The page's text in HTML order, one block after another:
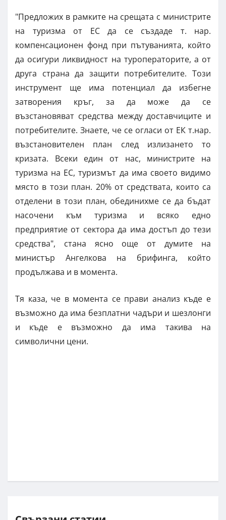
"Предложих в рамките на срещата с министрите
на туризма от ЕС да се създаде т. нар.
компенсационен фонд при пътуванията, който
да осигури ликвидност на туроператорите, а от
друга страна да защити потребителите. Този
инструмент ще има потенциал да избегне
затворения кръг, за да може да се
възстановяват средства между доставчиците и
потребителите. Знаете, че се огласи от ЕК т.нар.
възстановителен план след излизането то
кризата. Всеки един от нас, министрите на
туризма на ЕС, туризмът да има своето видимо
място в този план. 20% от средствата, които са
отделени в този план, обединихме се да бъдат
насочени към туризма и всяко едно
предприятие от сектора да има достъп до тези
средства", стана ясно още от думите на
министър Ангелкова на брифинга, който
продължава и в момента.
Тя каза, че в момента се прави анализ къде е
възможно да има безплатни чадъри и шезлонги
и къде е възможно да има такива на
символични цени.